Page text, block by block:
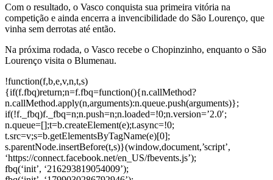
Com o resultado, o Vasco conquista sua primeira vitória na
competição e ainda encerra a invencibilidade do São Lourenço, que
vinha sem derrotas até então.
Na próxima rodada, o Vasco recebe o Chopinzinho, enquanto o São
Lourenço visita o Blumenau.
!function(f,b,e,v,n,t,s)
{if(f.fbq)return;n=f.fbq=function(){n.callMethod?
n.callMethod.apply(n,arguments):n.queue.push(arguments)};
if(!f._fbq)f._fbq=n;n.push=n;n.loaded=!0;n.version=’2.0′;
n.queue=[];t=b.createElement(e);t.async=!0;
t.src=v;s=b.getElementsByTagName(e)[0];
s.parentNode.insertBefore(t,s)}(window,document,’script’,
‘https://connect.facebook.net/en_US/fbevents.js’);
fbq(‘init’, ‘216293819054009’);